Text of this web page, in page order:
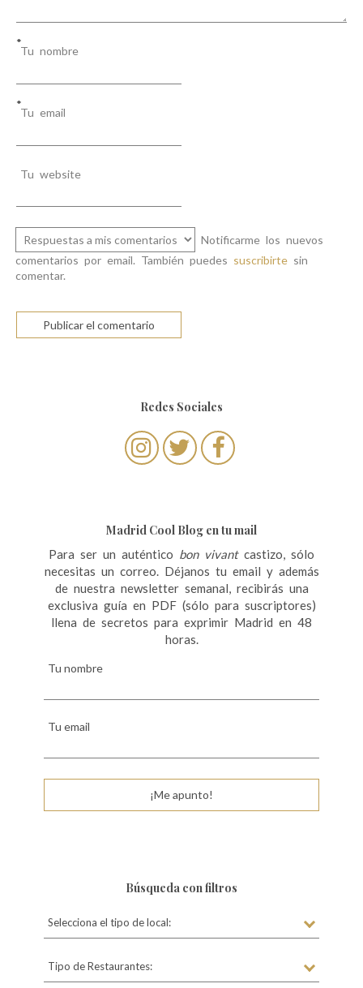
Tu nombre
*
Tu email
*
Tu website
Notificarme los nuevos
comentarios por email. También puedes suscribirte sin
comentar.
Redes Sociales
Madrid Cool Blog en tu mail
Para ser un auténtico bon vivantcastizo, sólo
necesitas un correo. Déjanos tu email y además
de nuestra newsletter semanal, recibirás una
exclusiva guía en PDF (sólo para suscriptores)
llena de secretos para exprimir Madrid en 48
horas.
Tu nombre
Tu email
¡Me apunto!
Búsqueda con filtros
Selecciona el tipo de local:
Tipo de Restaurantes: